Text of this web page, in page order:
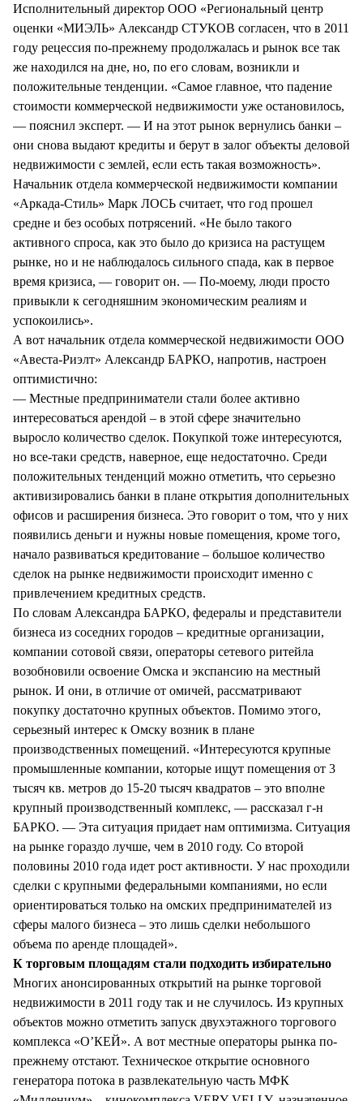
Исполнительный директор ООО «Региональный центр
оценки «МИЭЛЬ» Александр СТУКОВ согласен, что в 2011
году рецессия по-прежнему продолжалась и рынок все так
же находился на дне, но, по его словам, возникли и
положительные тенденции. «Самое главное, что падение
стоимости коммерческой недвижимости уже остановилось,
— пояснил эксперт. — И на этот рынок вернулись банки –
они снова выдают кредиты и берут в залог объекты деловой
недвижимости с землей, если есть такая возможность».
Начальник отдела коммерческой недвижимости компании
«Аркада-Стиль» Марк ЛОСЬ считает, что год прошел
средне и без особых потрясений. «Не было такого
активного спроса, как это было до кризиса на растущем
рынке, но и не наблюдалось сильного спада, как в первое
время кризиса, — говорит он. — По-моему, люди просто
привыкли к сегодняшним экономическим реалиям и
успокоились».
А вот начальник отдела коммерческой недвижимости ООО
«Авеста-Риэлт» Александр БАРКО, напротив, настроен
оптимистично:
— Местные предприниматели стали более активно
интересоваться арендой – в этой сфере значительно
выросло количество сделок. Покупкой тоже интересуются,
но все-таки средств, наверное, еще недостаточно. Среди
положительных тенденций можно отметить, что серьезно
активизировались банки в плане открытия дополнительных
офисов и расширения бизнеса. Это говорит о том, что у них
появились деньги и нужны новые помещения, кроме того,
начало развиваться кредитование – большое количество
сделок на рынке недвижимости происходит именно с
привлечением кредитных средств.
По словам Александра БАРКО, федералы и представители
бизнеса из соседних городов – кредитные организации,
компании сотовой связи, операторы сетевого ритейла
возобновили освоение Омска и экспансию на местный
рынок. И они, в отличие от омичей, рассматривают
покупку достаточно крупных объектов. Помимо этого,
серьезный интерес к Омску возник в плане
производственных помещений. «Интересуются крупные
промышленные компании, которые ищут помещения от 3
тысяч кв. метров до 15-20 тысяч квадратов – это вполне
крупный производственный комплекс, — рассказал г-н
БАРКО. — Эта ситуация придает нам оптимизма. Ситуация
на рынке гораздо лучше, чем в 2010 году. Со второй
половины 2010 года идет рост активности. У нас проходили
сделки с крупными федеральными компаниями, но если
ориентироваться только на омских предпринимателей из
сферы малого бизнеса – это лишь сделки небольшого
объема по аренде площадей».
К торговым площадям стали подходить избирательно
Многих анонсированных открытий на рынке торговой
недвижимости в 2011 году так и не случилось. Из крупных
объектов можно отметить запуск двухэтажного торгового
комплекса «О’КЕЙ». А вот местные операторы рынка по-
прежнему отстают. Техническое открытие основного
генератора потока в развлекательную часть МФК